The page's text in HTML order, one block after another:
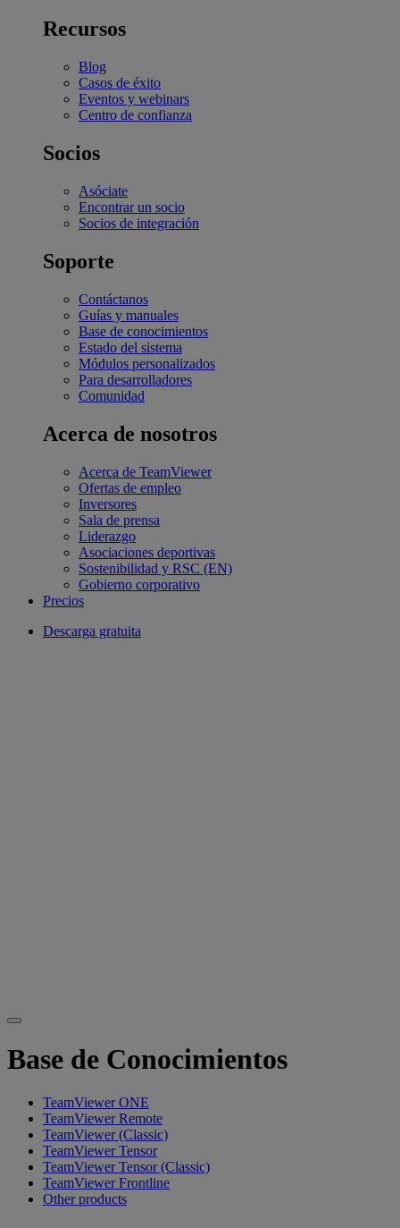
Recursos
Blog
Casos de éxito
Eventos y webinars
Centro de confianza
Socios
Asóciate
Encontrar un socio
Socios de integración
Soporte
Contáctanos
Guías y manuales
Base de conocimientos
Estado del sistema
Módulos personalizados
Para desarrolladores
Comunidad
Acerca de nosotros
Acerca de TeamViewer
Ofertas de empleo
Inversores
Sala de prensa
Liderazgo
Asociaciones deportivas
Sostenibilidad y RSC (EN)
Gobierno corporativo
Precios
Descarga gratuita
Base de Conocimientos
TeamViewer ONE
TeamViewer Remote
TeamViewer (Classic)
TeamViewer Tensor
TeamViewer Tensor (Classic)
TeamViewer Frontline
Other products